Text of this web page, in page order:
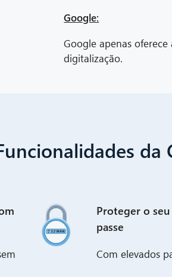
Google:
Google apenas
digitalização.
da
Proteger o
passe
Com elevados